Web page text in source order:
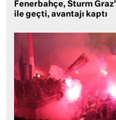
Fenerbahçe, Sturm
ile geçti, avantajı kaptı